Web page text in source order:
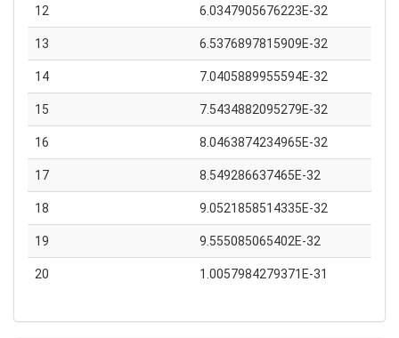
12 6.0347905676223E-32
13 6.5376897815909E-32
14 7.0405889955594E-32
15 7.5434882095279E-32
16 8.0463874234965E-32
17 8.549286637465E-32
18 9.0521858514335E-32
19 9.555085065402E-32
20 1.0057984279371E-31